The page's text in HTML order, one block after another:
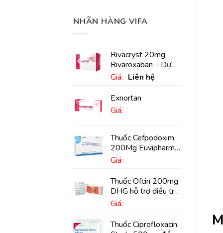
NHÃN HÀNG VIFA
Rivacryst 20mg
Rivaroxaban – Dự
phòng đột quỵ,
huyết khối tĩnh mạch
Giá: Liên hệ
Exnortan
Giá:
Thuốc Cefpodoxim
200Mg Euvipharm
điều trị nhiễm khuẩn
Giá:
Thuốc Ofcin 200mg
DHG hỗ trợ điều trị
viêm phế quản nặng
Giá:
Thuốc Ciprofloxacin